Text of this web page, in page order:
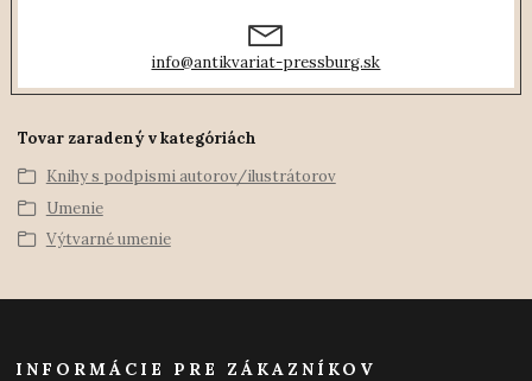
info@antikvariat-pressburg.sk
Tovar zaradený v kategóriách
Knihy s podpismi autorov/ilustrátorov
Umenie
Výtvarné umenie
INFORMÁCIE PRE ZÁKAZNÍKOV